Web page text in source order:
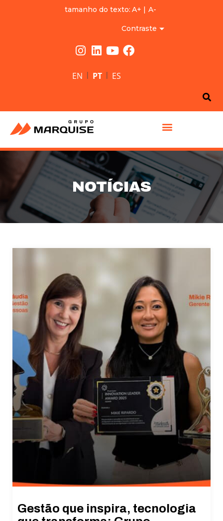
tamanho do texto: A+ | A-
Contraste
EN | PT | ES
NOTÍCIAS
Gestão que inspira, tecnologia